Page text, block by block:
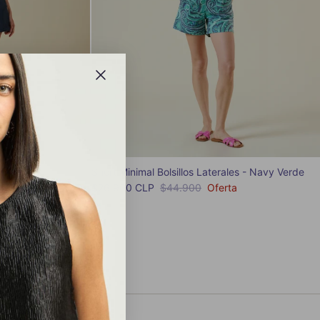
Short Minimal Bolsillos Laterales - Navy Verde
Precio de venta
$26.900 CLP Precio normal
$44.900 Oferta